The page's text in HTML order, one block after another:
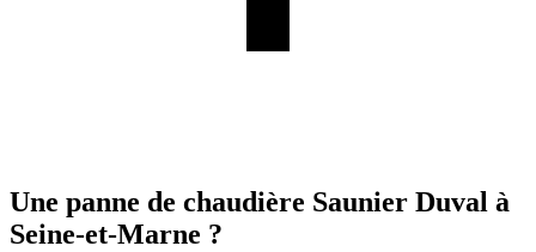
Une panne de chaudière Saunier Duval à
Seine-et-Marne ?